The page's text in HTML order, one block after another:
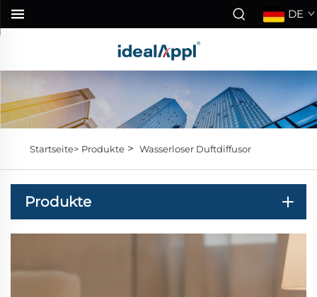
DE
Startseite> Produkte> Wasserloser Duftdiffusor
Produkte